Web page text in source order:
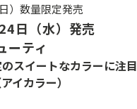
）数量限定発売
日（水）発売
ーティ
スイートなカラーに注目
イカラー）